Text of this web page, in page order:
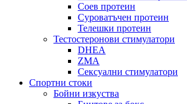
Соев протеин
Суроватъчен протеин
Телешки протеин
Тестостеронови стимулатори
DHEA
ZMA
Сексуални стимулатори
Спортни стоки
Бойни изкуства